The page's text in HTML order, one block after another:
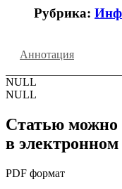
Рубрика:
Аннотация
NULL
NULL
Статью можно
в электронном
PDF формат